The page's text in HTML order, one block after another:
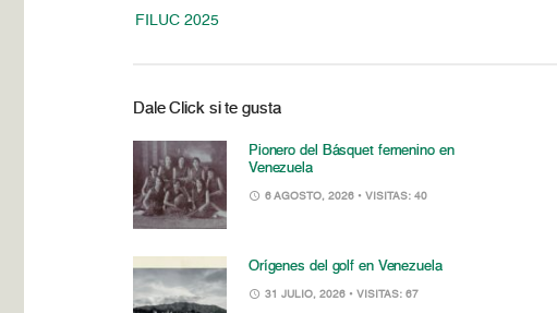
FILUC 2025
Dale Click si te gusta
Pionero del Básquet femenino en
Venezuela
6 AGOSTO, 2026 • VISITAS: 40
Orígenes del golf en Venezuela
31 JULIO, 2026 • VISITAS: 67